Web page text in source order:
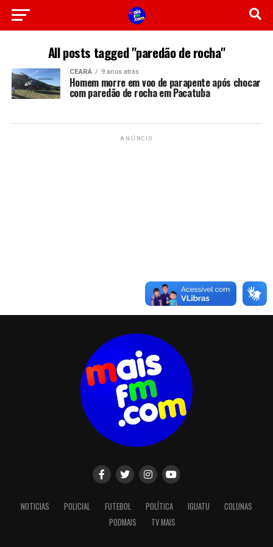
All posts tagged "paredão de rocha"
CEARÁ 9 anos atrás
Homem morre em voo de parapente após chocar
com paredão de rocha em Pacatuba
ANÚNCIO
NOTICIAS POLICIAL FUTEBOL POLÍTICA IGUATU
COLUNAS
PODMAIS
TV MAIS